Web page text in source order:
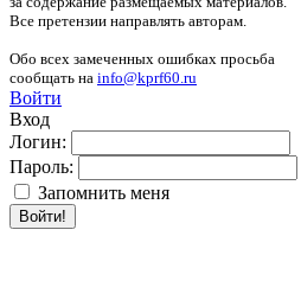
Все претензии направлять авторам.
Обо всех замеченных ошибках просьба
сообщать на info@kprf60.ru
Войти
Вход
Логин:
Пароль:
Запомнить меня